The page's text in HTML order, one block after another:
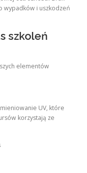
i uszkodzeń
szkoleń
elementów
UV, które
korzystają ze